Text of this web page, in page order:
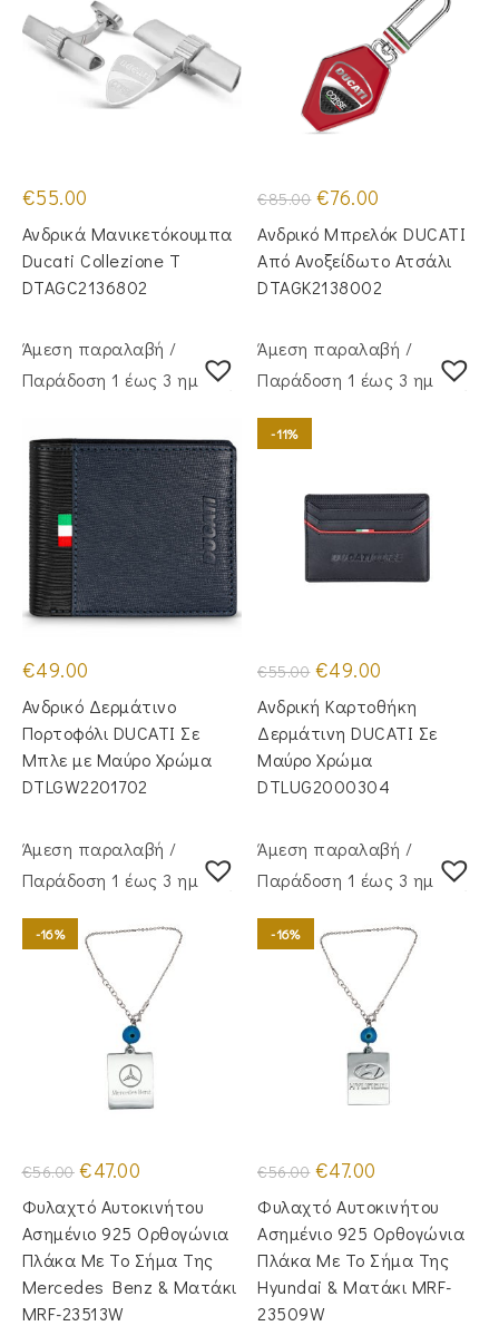
€55.00
Ανδρικά Μανικετόκουμπα
Ducati Collezione T
DTAGC2136802
€85.00 Original
price
was:
€85.00.
€76.00
τιμή
είναι:
€76.00.
Ανδρικό Μπρελόκ DUCATI
Από Ανοξείδωτο Ατσάλι
DTAGK2138002
Άμεση παραλαβή /
Παράδoση 1 έως 3 ημέρες
€49.00
Ανδρικό Δερμάτινο
Πορτοφόλι DUCATI Σε
Μπλε με Μαύρο Χρώμα
DTLGW2201702
Άμεση παραλαβή /
Παράδoση 1 έως 3 ημέρες
-11%
€55.00 Original
price
was:
€55.00.
€49.00
τιμή
είναι:
€49.00.
Ανδρική Καρτοθήκη
Δερμάτινη DUCATI Σε
Μαύρο Χρώμα
DTLUG2000304
Άμεση παραλαβή /
Παράδoση 1 έως 3 ημέρες
-16%
€56.00 Original
price
was:
€56.00.
€47.00
τιμή
είναι:
€47.00.
Φυλαχτό Αυτοκινήτου
Ασημένιο 925 Ορθογώνια
Πλάκα Με Το Σήμα Της
Mercedes Benz & Ματάκι
MRF-23513W
Άμεση παραλαβή /
Παράδoση 1 έως 3 ημέρες
-16%
€56.00 Original
price
was:
€56.00.
€47.00
τιμή
είναι:
€47.00.
Φυλαχτό Αυτοκινήτου
Ασημένιο 925 Ορθογώνια
Πλάκα Με Το Σήμα Της
Hyundai & Ματάκι MRF-
23509W